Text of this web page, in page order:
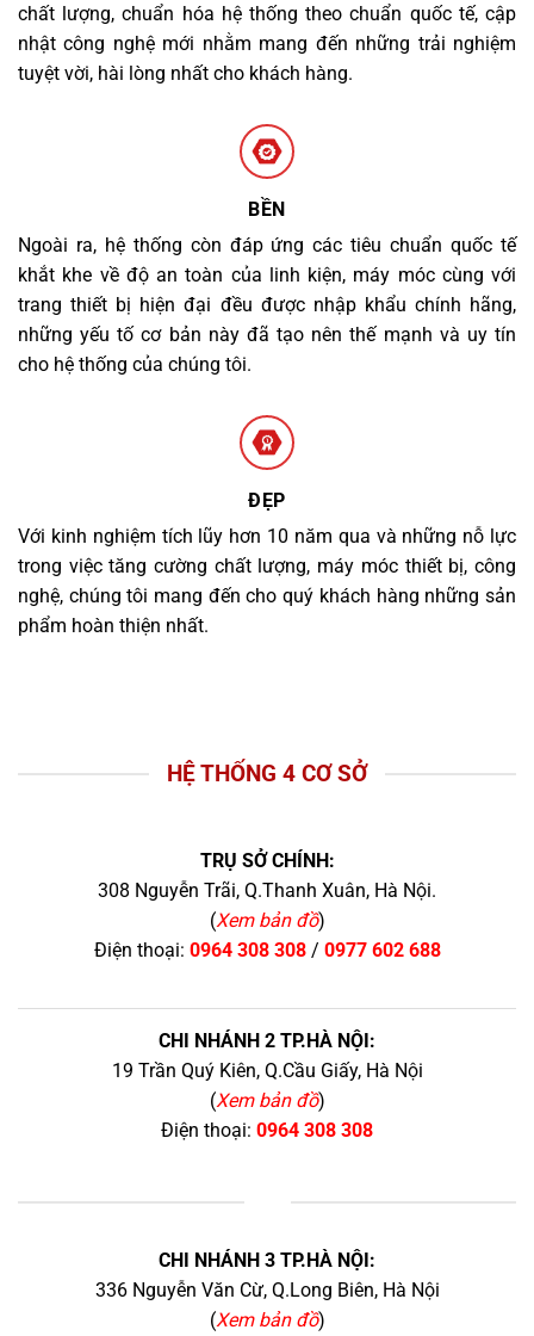
chất lượng, chuẩn hóa hệ thống theo chuẩn quốc tế, cập
nhật công nghệ mới nhằm mang đến những trải nghiệm
tuyệt vời, hài lòng nhất cho khách hàng.
BỀN
Ngoài ra, hệ thống còn đáp ứng các tiêu chuẩn quốc tế
khắt khe về độ an toàn của linh kiện, máy móc cùng với
trang thiết bị hiện đại đều được nhập khẩu chính hãng,
những yếu tố cơ bản này đã tạo nên thế mạnh và uy tín
cho hệ thống của chúng tôi.
ĐẸP
Với kinh nghiệm tích lũy hơn 10 năm qua và những nỗ lực
trong việc tăng cường chất lượng, máy móc thiết bị, công
nghệ, chúng tôi mang đến cho quý khách hàng những sản
phẩm hoàn thiện nhất.
HỆ THỐNG 4 CƠ SỞ
TRỤ SỞ CHÍNH:
308 Nguyễn Trãi, Q.Thanh Xuân, Hà Nội.
(Xem bản đồ)
Điện thoại: 0964 308 308/ 0977 602 688
CHI NHÁNH 2 TP.HÀ NỘI:
19 Trần Quý Kiên, Q.Cầu Giấy, Hà Nội
(Xem bản đồ)
Điện thoại: 0964 308 308
CHI NHÁNH 3 TP.HÀ NỘI:
336 Nguyễn Văn Cừ, Q.Long Biên, Hà Nội
(Xem bản đồ)